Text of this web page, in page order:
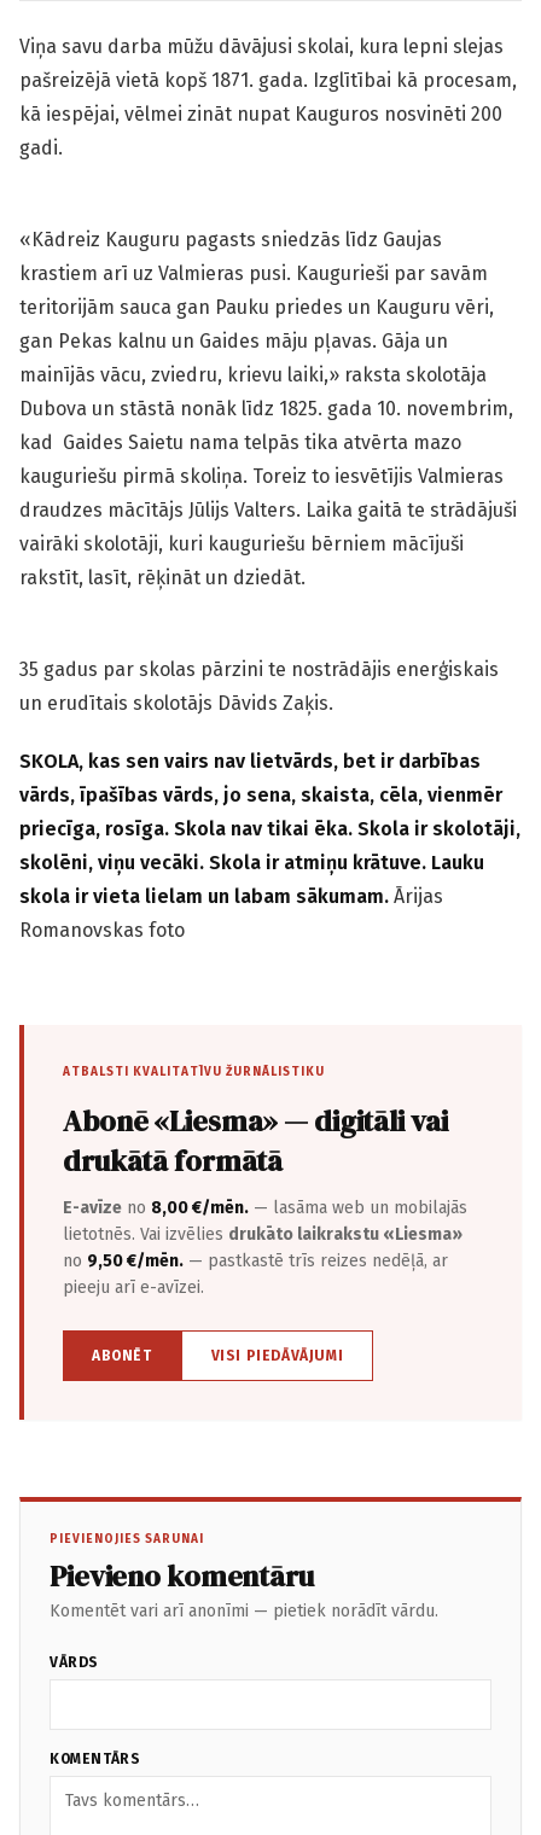
Viņa savu darba mūžu dāvājusi skolai, kura lepni slejas
pašreizējā vietā kopš 1871. gada. Izglītībai kā procesam,
kā iespējai, vēlmei zināt nupat Kauguros nosvinēti 200
gadi.
«Kādreiz Kauguru pagasts sniedzās līdz Gaujas
krastiem arī uz Valmieras pusi. Kaugurieši par savām
teritorijām sauca gan Pauku priedes un Kauguru vēri,
gan Pekas kalnu un Gaides māju pļavas. Gāja un
mainījās vācu, zviedru, krievu laiki,» raksta skolotāja
Dubova un stāstā nonāk līdz 1825. gada 10. novembrim,
kad Gaides Saietu nama telpās tika atvērta mazo
kauguriešu pirmā skoliņa. Toreiz to iesvētījis Valmieras
draudzes mācītājs Jūlijs Valters. Laika gaitā te strādājuši
vairāki skolotāji, kuri kauguriešu bērniem mācījuši
rakstīt, lasīt, rēķināt un dziedāt.
35 gadus par skolas pārzini te nostrādājis enerģiskais
un erudītais skolotājs Dāvids Zaķis.
SKOLA, kas sen vairs nav lietvārds, bet ir darbības
vārds, īpašības vārds, jo sena, skaista, cēla, vienmēr
priecīga, rosīga. Skola nav tikai ēka. Skola ir skolotāji,
skolēni, viņu vecāki. Skola ir atmiņu krātuve. Lauku
skola ir vieta lielam un labam sākumam. Ārijas
Romanovskas foto
ATBALSTI KVALITATĪVU ŽURNĀLISTIKU
Abonē «Liesma» — digitāli vai
drukātā formātā
E-avīze no 8,00 €/mēn. — lasāma web un mobilajās
lietotnēs. Vai izvēlies drukāto laikrakstu «Liesma»
no 9,50 €/mēn. — pastkastē trīs reizes nedēļā, ar
pieeju arī e-avīzei.
ABONĒT VISI PIEDĀVĀJUMI
PIEVIENOJIES SARUNAI
Pievieno komentāru
Komentēt vari arī anonīmi — pietiek norādīt vārdu.
VĀRDS
KOMENTĀRS